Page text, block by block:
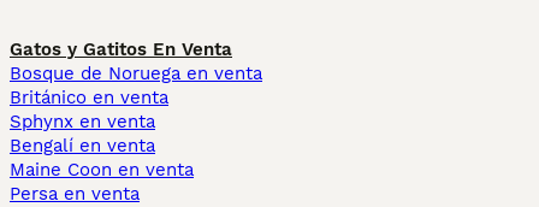
Gatos y Gatitos En Venta
Bosque de Noruega en venta
Británico en venta
Sphynx en venta
Bengalí en venta
Maine Coon en venta
Persa en venta